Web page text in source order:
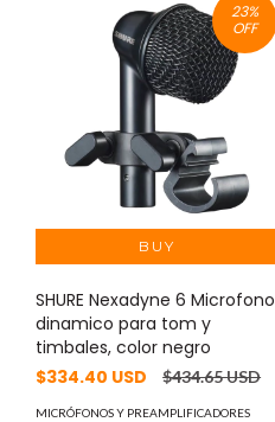
23%
OFF
SHURE Nexadyne 6 Microfono
dinamico para tom y
timbales, color negro
$334.40 USD
$434.65 USD
MICRÓFONOS Y PREAMPLIFICADORES